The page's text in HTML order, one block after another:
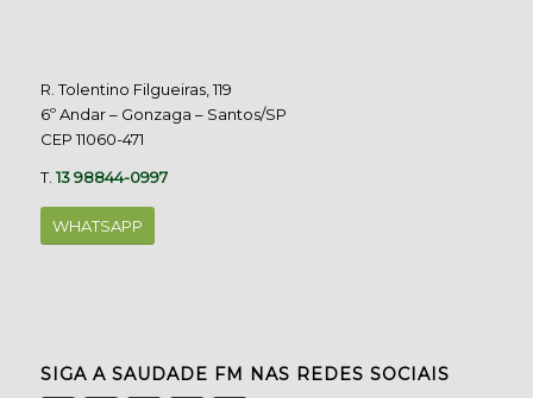
R. Tolentino Filgueiras, 119
6º Andar – Gonzaga – Santos/SP
CEP 11060-471
T.13 98844-0997
WHATSAPP
SIGA A SAUDADE FM NAS REDES SOCIAIS